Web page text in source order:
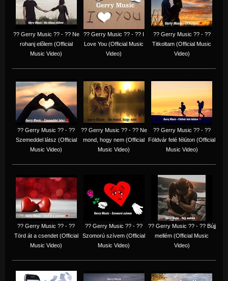
?? Gerry Music ?? - ?? Ne
rohanj előlem (Official
Music Video)
?? Gerry Music ?? - ?? I
Love You (Official Music
Video)
?? Gerry Music ?? - ??
Titkoltam (Official Music
Video)
?? Gerry Music ?? - ??
Szemeddel látsz (Official
Music Video)
?? Gerry Music ?? - ?? Ne
mond, hogy nem (Official
Music Video)
?? Gerry Music ?? - ??
Földvár felé félúton (Official
Music Video)
?? Gerry Music ?? - ??
Törd át a csendet (Official
Music Video)
?? Gerry Music ?? - ??
Szomorú szívem (Official
Music Video)
?? Gerry Music ?? - ?? Bújj
mellém (Official Music
Video)